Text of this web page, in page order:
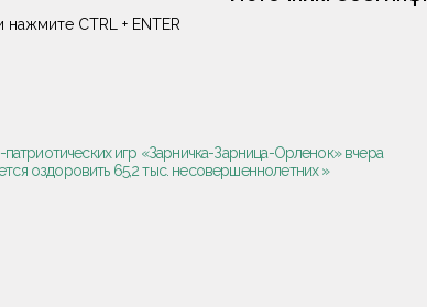
CTRL + ENTER
игр «Зарничка-Зарница-Орленок» вчера
оздоровить 65,2 тыс. несовершеннолетних »